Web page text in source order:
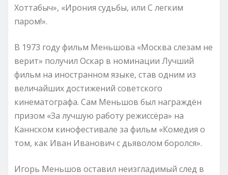
Хоттабыч», «Ирония судьбы, или С легким
паром!».
В 1973 году фильм Меньшова «Москва слезам не
верит» получил Оскар в номинации Лучший
фильм на иностранном языке, став одним из
величайших достижений советского
кинематографа. Сам Меньшов был награждён
призом «За лучшую работу режиссёра» на
Каннском кинофестивале за фильм «Комедия о
том, как Иван Иванович с дьяволом боролся».
Игорь Меньшов оставил неизгладимый след в